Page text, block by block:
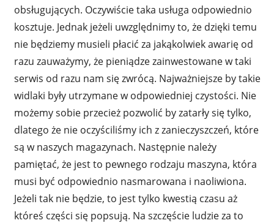
obsługujących. Oczywiście taka usługa odpowiednio
kosztuje. Jednak jeżeli uwzględnimy to, że dzięki temu
nie będziemy musieli płacić za jakąkolwiek awarię od
razu zauważymy, że pieniądze zainwestowane w taki
serwis od razu nam się zwrócą. Najważniejsze by takie
widlaki były utrzymane w odpowiedniej czystości. Nie
możemy sobie przecież pozwolić by zatarły się tylko,
dlatego że nie oczyściliśmy ich z zanieczyszczeń, które
są w naszych magazynach. Następnie należy
pamiętać, że jest to pewnego rodzaju maszyna, która
musi być odpowiednio nasmarowana i naoliwiona.
Jeżeli tak nie będzie, to jest tylko kwestią czasu aż
któreś części się popsują. Na szczęście ludzie za to